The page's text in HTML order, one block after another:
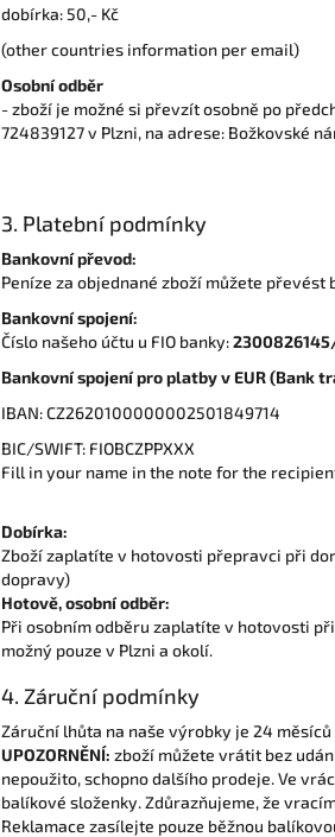
dobírka: 50,- Kč
(other countries information per email)
Osobní odběr
- zboží je možné si převzít osobně po
724839127 v Plzni, na adrese: Božkovské
3. Platební podmínky
Bankovní převod:
Peníze za objednané zboží můžete převést
Bankovní spojení:
Číslo našeho účtu u FIO banky:
Bankovní spojení pro platby v EUR (Bank
IBAN:CZ2620100000002501849714
BIC/SWIFT: FIOBCZPPXXX
Fill in your name in the note for the
Dobírka:
Zboží zaplatíte v hotovosti přepravci při
dopravy)
Hotově, osobní odběr:
Při osobním odběru zaplatíte v hotovosti
možný pouze v Plzni a okolí.
4. Záruční podmínky
Záruční lhůta na naše výrobky je 24
UPOZORNĚNÍ: zboží můžete vrátit bez
nepoužito, schopno dalšího prodeje. Ve
balíkové složenky. Zdůrazňujeme, že
Reklamace zasílejte pouze běžnou